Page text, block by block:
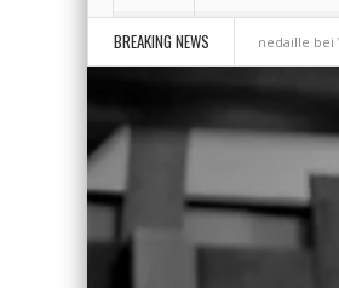
BREAKING NEWS
Bronzemedaille bei Weltmeisterschaft